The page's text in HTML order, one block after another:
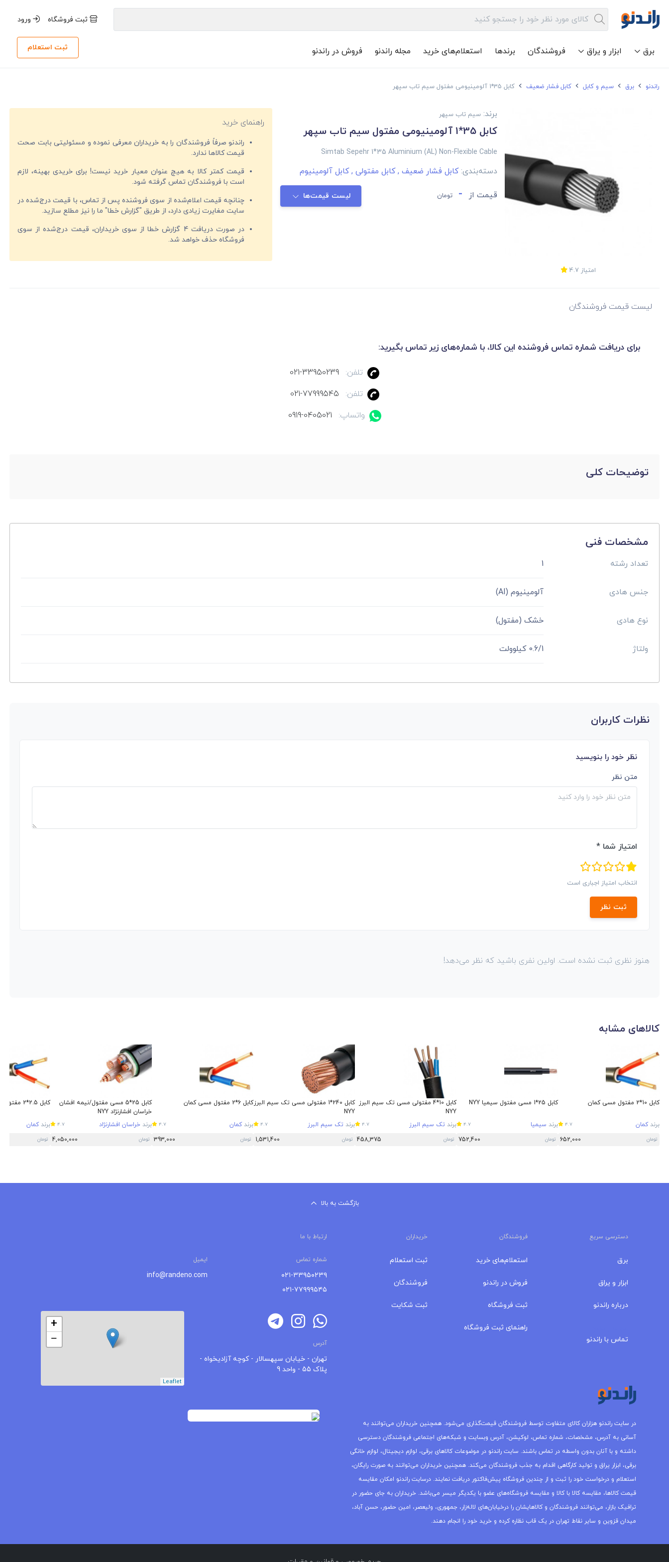
ثبت فروشگاه ورود
برق ابزار و یراق فروشندگان برندها استعلام‌های خرید مجله راندنو فروش در راندنو ثبت استعلام
راندنو برق سیم و کابل کابل فشار ضعیف کابل 35*1 آلومینیومی مفتول سیم تاب سپهر
امتیاز 4.7
برند: سیم تاب سپهر
کابل 35*1 آلومینیومی مفتول سیم تاب سپهر
Simtab Sepehr 1*35 Aluminium (AL) Non-Flexible Cable
دسته‌بندی:کابل فشار ضعیف ,کابل مفتولی ,کابل آلومینیوم
قیمت از - تومان لیست قیمت‌ها
راهنمای خرید
راندنو صرفاً فروشندگان را به خریداران معرفی نموده و مسئولیتی بابت صحت
قیمت‌ کالاها ندارد.
قیمت کمتر کالا به هیچ عنوان معیار خرید نیست! برای خریدی بهینه، لازم
است با فروشندگان تماس گرفته شود.
چنانچه قیمت اعلام‌شده از سوی فروشنده پس از تماس، با قیمت درج‌شده در
سایت مغایرت زیادی دارد، از طریق "گزارش خطا" ما را نیز مطلع سازید.
در صورت دریافت 4 گزارش خطا از سوی خریداران، قیمت درج‌شده از سوی
فروشگاه حذف خواهد شد.
لیست قیمت فروشندگان
برای دریافت شماره تماس فروشنده این کالا، با شماره‌های زیر تماس بگیرید:
تلفن:
021-33950239
تلفن:
021-77999545
واتساپ:
0919-0405021
توضیحات کلی
مشخصات فنی
تعداد رشته 1
جنس هادی آلومینیوم (Al)
نوع هادی خشک (مفتول)
ولتاژ 0.6/1 کیلوولت
نظرات کاربران
نظر خود را بنویسید
متن نظر
امتیاز شما *
انتخاب امتیاز اجباری است
ثبت نظر
هنوز نظری ثبت نشده است. اولین نفری باشید که نظر می‌دهد!
کالاهای مشابه
کابل 10*2 مفتول مسی کمان
برندکمان 4.7
تومان 652,000
کابل 25*1 مسی مفتول سیمیا NYY
برند سیمیا 4.7
تومان 752,400
کابل 10*4 مفتولی مسی تک سیم البرز
NYY
برند تک سیم البرز 4.7
تومان 458,375
کابل 240*1 مفتولی مسی تک سیم البرز
NYY
برند تک سیم البرز 4.7
تومان 1,531,400
کابل 6*2 مفتول مسی کمان
برندکمان 4.7
تومان 393,000
کابل 25*5 مسی مفتول/نیمه افشان
خراسان افشارنژاد NYY
برند خراسان افشارنژاد 4.7
تومان 4,050,000
کابل 2.5*2 مفتول مسی کمان
برندکمان
تومان
بازگشت به بالا
دسترسی سریع فروشندگان خریداران ارتباط با ما
برق
ابزار و یراق
درباره‌ راندنو
تماس با راندنو
استعلام‌های خرید
فروش در راندنو
ثبت فروشگاه
راهنمای ثبت فروشگاه
ثبت استعلام
فروشندگان
ثبت شکایت
شماره تماس ایمیل
۰۲۱-۳۳۹۵۰۲۳۹
۰۲۱-۷۷۹۹۹۵۴۵
info@randeno.com
آدرس
تهران - خیابان سپهسالار - کوچه آزادیخواه -
پلاک 55 - واحد 9
+
−
Leaflet
در سایت راندنو هزاران کالای متفاوت توسط فروشندگان قیمت‌گذاری می‌شود. همچنین خریداران می‌توانند به
آسانی به آدرس، مشخصات، شماره تماس، لوکیشن، آدرس وبسایت و شبکه‌های اجتماعی فروشندگان دسترسی
داشته و با آنان بدون واسطه در تماس باشند. سایت راندنو در موضوعات کالاهای برقی، لوازم دیجیتال، لوازم خانگی
برقی، ابزار یراق و تولید کارگاهی اقدام به جذب فروشندگان می‌کند. همچنین خریداران می‌توانند به صورت رایگان،
استعلام و درخواست خود را ثبت و از چندین فروشگاه پیش‌فاکتور دریافت نمایند. درسایت راندنو امکان مقایسه
قیمت کالاها، مقایسه کالا با کالا و مقایسه فروشگاه‌های عضو با یکدیگر میسر می‌باشد. خریداران به جای حضور در
ترافیک بازار، می‌توانند فروشندگان و کالاهایشان را درخیابان‌های لاله‌زار، جمهوری، ولیعصر، امین حضور، حسن آباد،
میدان قزوین و سایر نقاط تهران در یک قاب نظاره کرده و خرید خود را انجام دهند.